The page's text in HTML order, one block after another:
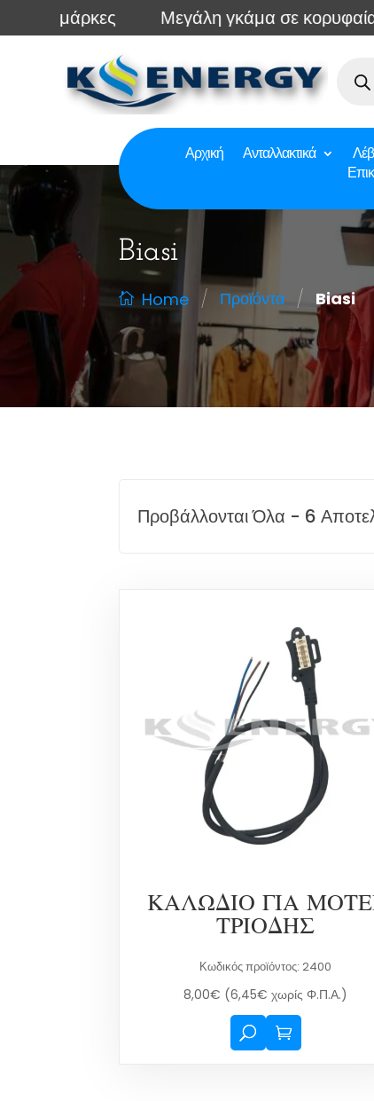
Μεγάλη γκάμα σε κορυφαία
Αρχική Ανταλλακτικά
Biasi
Home / Προϊόντα / Biasi
Προβάλλονται Όλα - 6
ΚΑΛΩΔΙΟ ΓΙΑ
ΤΡΙΟΔΗΣ
Κωδικός προϊόντος: 2400
8,00€ (6,45€ χωρίς Φ.Π.Α.)